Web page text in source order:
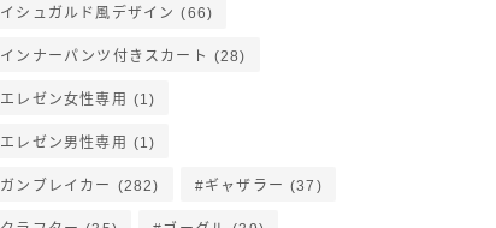
イシュガルド風デザイン (66)
インナーパンツ付きスカート (28)
エレゼン女性専用 (1)
エレゼン男性専用 (1)
ガンブレイカー (282) ギャザラー (37)